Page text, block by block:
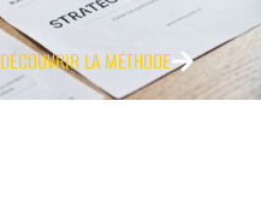
DÉCOUVRIR LA MÉTHODE